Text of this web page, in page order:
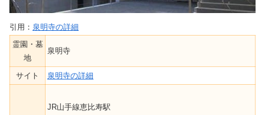
引用： 泉明寺の詳細
霊園・墓
地
泉明寺
サイト 泉明寺の詳細
JR山手線恵比寿駅